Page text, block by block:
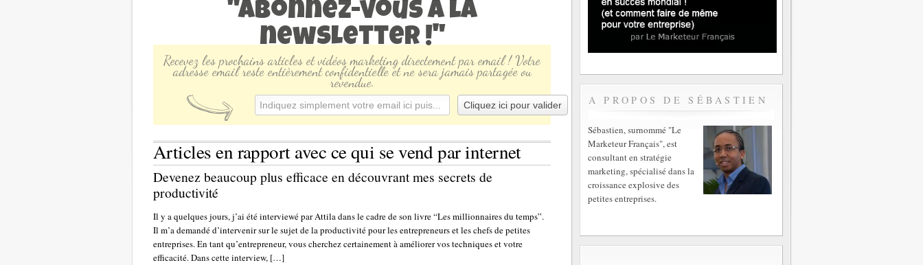
"Abonnez-vous à la
newsletter !"
Recevez les prochains articles et vidéos marketing directement par email ! Votre
adresse email reste entièrement confidentielle et ne sera jamais partagée ou
revendue.
Articles en rapport avec ce qui se vend par internet
Devenez beaucoup plus efficace en découvrant mes secrets de
productivité
Il y a quelques jours, j’ai été interviewé par Attila dans le cadre de son livre “Les millionnaires du temps”.
Il m’a demandé d’intervenir sur le sujet de la productivité pour les entrepreneurs et les chefs de petites
entreprises. En tant qu’entrepreneur, vous cherchez certainement à améliorer vos techniques et votre
efficacité. Dans cette interview, […]
A PROPOS DE SÉBASTIEN
Sébastien, surnommé "Le
Marketeur Français", est
consultant en stratégie
marketing, spécialisé dans la
croissance explosive des
petites entreprises.